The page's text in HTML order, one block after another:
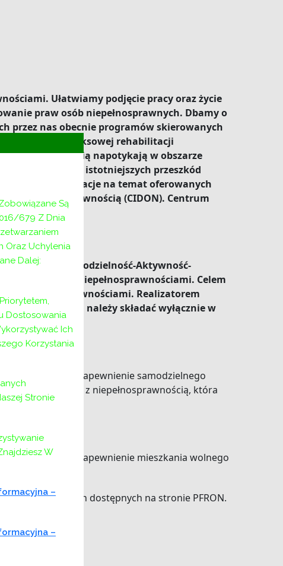
Są
679 Z Dnia
Oraz Uchylenia
Dalej:
Dostosowania
Ich
Korzystania
Stronie
W
–
–
Ułatwiamy podjęcie pracy oraz życie
praw osób niepełnosprawnych. Dbamy o
przez nas obecnie programów skierowanych
modelu kompleksowej rehabilitacji
napotykają w obszarze
jednego z istotniejszych przeszkód
informacje na temat oferowanych
z niepełnosprawnością (CIDON). Centrum
pakiecie „Samodzielność-Aktywność-
osób z niepełnosprawnościami. Celem
z niepełnosprawnościami. Realizatorem
(MOPS).Wnioski należy składać wyłącznie w
poprzez zapewnienie samodzielnego
może być osoba z niepełnosprawnością, która
poprzez zapewnienie mieszkania wolnego
w procedurach dostępnych na stronie PFRON.